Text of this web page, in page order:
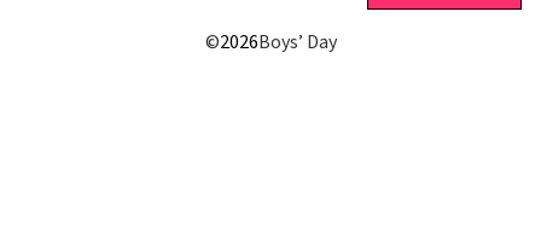
©2026Boys’ Day